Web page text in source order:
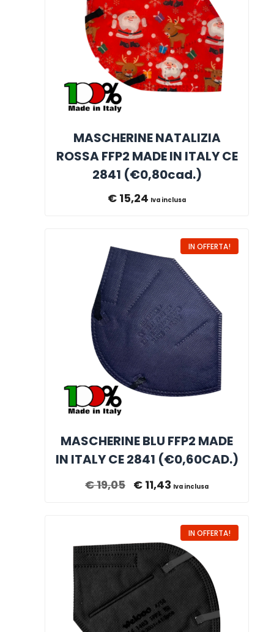
MASCHERINE NATALIZIA
ROSSA FFP2 MADE IN ITALY CE
2841 (€0,80cad.)
€ 15,24 Iva inclusa
IN OFFERTA!
MASCHERINE BLU FFP2 MADE
IN ITALY CE 2841 (€0,60CAD.)
€19,05 € 11,43 Iva inclusa
IN OFFERTA!